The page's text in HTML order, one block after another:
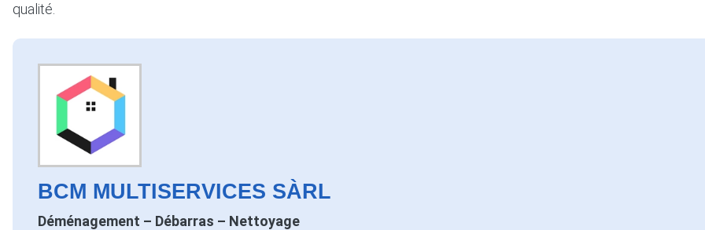
qualité.
BCM MULTISERVICES SÀRL
Déménagement – Débarras – Nettoyage